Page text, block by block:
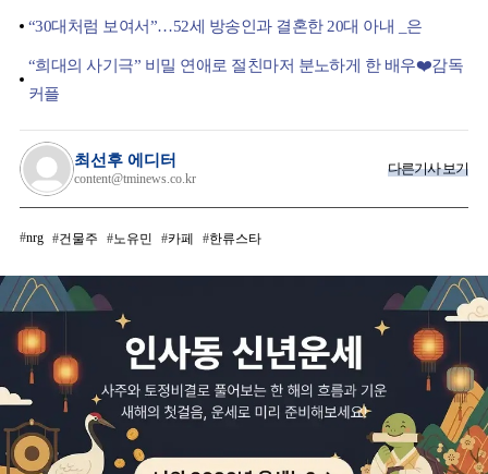
“30대처럼 보여서”…52세 방송인과 결혼한 20대 아내 _은
“희대의 사기극” 비밀 연애로 절친마저 분노하게 한 배우❤️감독
커플
최선후 에디터
content@tminews.co.kr
다른기사 보기
nrg 건물주 노유민 카페 한류스타